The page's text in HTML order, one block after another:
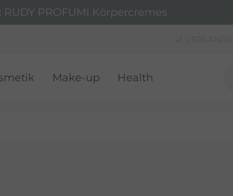
RUDY PROFUMI Körpercremes
Make-up Health